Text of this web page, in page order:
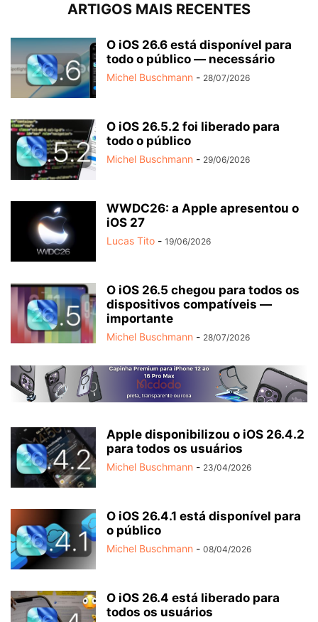
ARTIGOS MAIS RECENTES
O iOS 26.6 está disponível para
todo o público — necessário
Michel Buschmann - 28/07/2026
O iOS 26.5.2 foi liberado para
todo o público
Michel Buschmann - 29/06/2026
WWDC26: a Apple apresentou o
iOS 27
Lucas Tito - 19/06/2026
O iOS 26.5 chegou para todos os
dispositivos compatíveis —
importante
Michel Buschmann - 28/07/2026
Apple disponibilizou o iOS 26.4.2
para todos os usuários
Michel Buschmann - 23/04/2026
O iOS 26.4.1 está disponível para
o público
Michel Buschmann - 08/04/2026
O iOS 26.4 está liberado para
todos os usuários